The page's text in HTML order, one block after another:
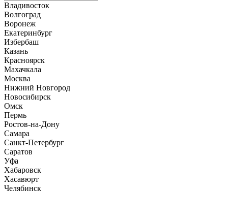
Владивосток
Волгоград
Воронеж
Екатеринбург
Избербаш
Казань
Красноярск
Махачкала
Москва
Нижний Новгород
Новосибирск
Омск
Пермь
Ростов-на-Дону
Самара
Санкт-Петербург
Саратов
Уфа
Хабаровск
Хасавюрт
Челябинск